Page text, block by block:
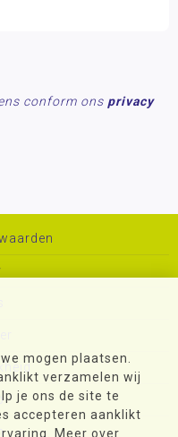
mogen plaatsen.
verzamelen wij
je ons de site te
accepteren aanklikt
Meer over
conform ons privacy